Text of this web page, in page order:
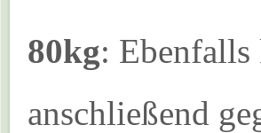
80kg:
anschließend